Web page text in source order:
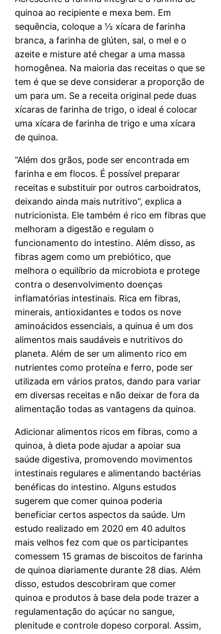
quinoa ao recipiente e mexa bem. Em
sequência, coloque a ½ xícara de farinha
branca, a farinha de glúten, sal, o mel e o
azeite e misture até chegar a uma massa
homogênea. Na maioria das receitas o que se
tem é que se deve considerar a proporção de
um para um. Se a receita original pede duas
xícaras de farinha de trigo, o ideal é colocar
uma xícara de farinha de trigo e uma xícara
de quinoa.
“Além dos grãos, pode ser encontrada em
farinha e em flocos. É possível preparar
receitas e substituir por outros carboidratos,
deixando ainda mais nutritivo”, explica a
nutricionista. Ele também é rico em fibras que
melhoram a digestão e regulam o
funcionamento do intestino. Além disso, as
fibras agem como um prebiótico, que
melhora o equilíbrio da microbiota e protege
contra o desenvolvimento doenças
inflamatórias intestinais. Rica em fibras,
minerais, antioxidantes e todos os nove
aminoácidos essenciais, a quinua é um dos
alimentos mais saudáveis e nutritivos do
planeta. Além de ser um alimento rico em
nutrientes como proteína e ferro, pode ser
utilizada em vários pratos, dando para variar
em diversas receitas e não deixar de fora da
alimentação todas as vantagens da quinoa.
Adicionar alimentos ricos em fibras, como a
quinoa, à dieta pode ajudar a apoiar sua
saúde digestiva, promovendo movimentos
intestinais regulares e alimentando bactérias
benéficas do intestino. Alguns estudos
sugerem que comer quinoa poderia
beneficiar certos aspectos da saúde. Um
estudo realizado em 2020 em 40 adultos
mais velhos fez com que os participantes
comessem 15 gramas de biscoitos de farinha
de quinoa diariamente durante 28 dias. Além
disso, estudos descobriram que comer
quinoa e produtos à base dela pode trazer a
regulamentação do açúcar no sangue,
plenitude e controle dopeso corporal. Assim,